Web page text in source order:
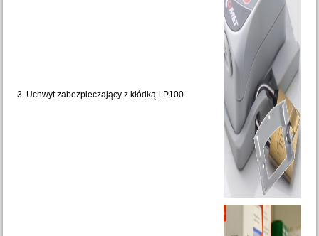
3. Uchwyt zabezpieczający z kłódką LP100